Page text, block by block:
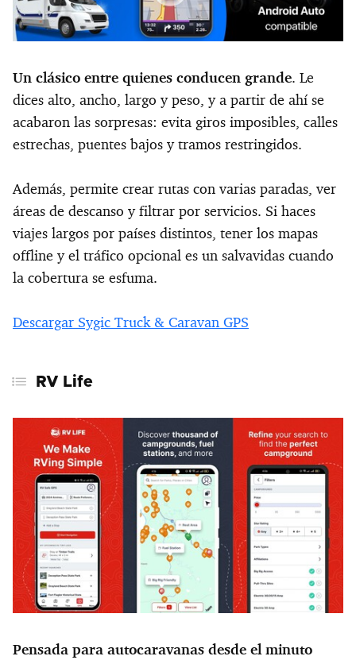
Un clásico entre quienes conducen grande. Le
dices alto, ancho, largo y peso, y a partir de ahí se
acabaron las sorpresas: evita giros imposibles, calles
estrechas, puentes bajos y tramos restringidos.
Además, permite crear rutas con varias paradas, ver
áreas de descanso y filtrar por servicios. Si haces
viajes largos por países distintos, tener los mapas
offline y el tráfico opcional es un salvavidas cuando
la cobertura se esfuma.
Descargar Sygic Truck & Caravan GPS
RV Life
Pensada para autocaravanas desde el minuto